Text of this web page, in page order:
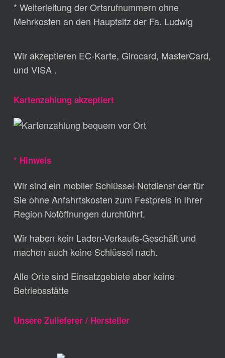
* Weiterleitung der Ortsrufnummern ohne
Mehrkosten an den Hauptsitz der Fa. Ludwig
Wir akzeptieren EC-Karte, Girocard, MasterCard,
und VISA .
Kartenzahlung akzeptiert
* Hinweis
Wir sind ein mobiler Schlüssel-Notdienst der für
Sie ohne Anfahrtskosten zum Festpreis in Ihrer
Region Notöffnungen durchführt.
Wir haben kein Laden-Verkaufs-Geschäft und
machen auch keine Schlüssel nach.
Alle Orte sind Einsatzgebiete aber keine
Betriebsstätte
Unsere Zulieferer / Hersteller